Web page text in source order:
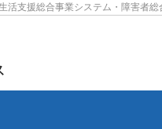
活支援総合事業システム・障害者総